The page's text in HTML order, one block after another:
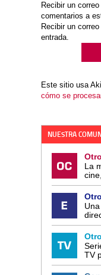
Recibir un
comentarios a
Recibir un
entrada.
Este sitio usa
cómo se
NUESTRA
La
TV